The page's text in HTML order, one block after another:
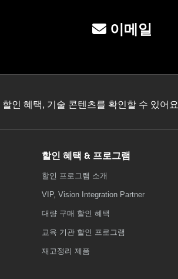
이메일
인 혜택, 기술 콘텐츠를 확인할 수 있어요
할인 혜택 & 프로그램
할인 프로그램 소개
VIP, Vision Integration Partner
대량 구매 할인 혜택
교육 기관 할인 프로그램
재고정리 제품